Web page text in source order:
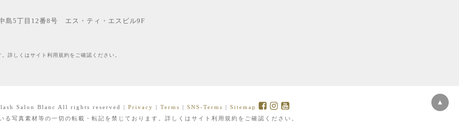
▲
島5丁目12番8号 エス・ティ・エスビル9F
詳しくはサイト利用規約をご確認ください。
Salon Blanc All rights reserved | Privacy | Terms | SNS-Terms | Sitemap
る写真素材等の一切の転載・転記を禁じております。詳しくはサイト利用規約をご確認ください。